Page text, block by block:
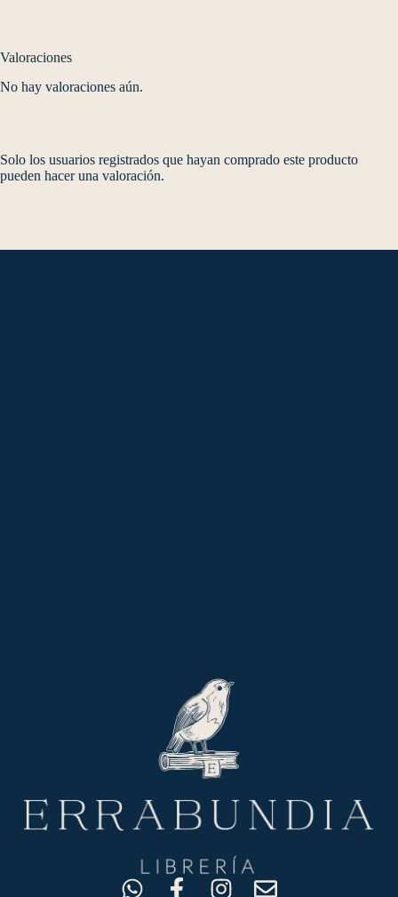
Valoraciones
No hay valoraciones aún.
Solo los usuarios registrados que hayan comprado este producto
pueden hacer una valoración.